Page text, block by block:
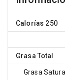
Calorías 250
Grasa Total
Grasa